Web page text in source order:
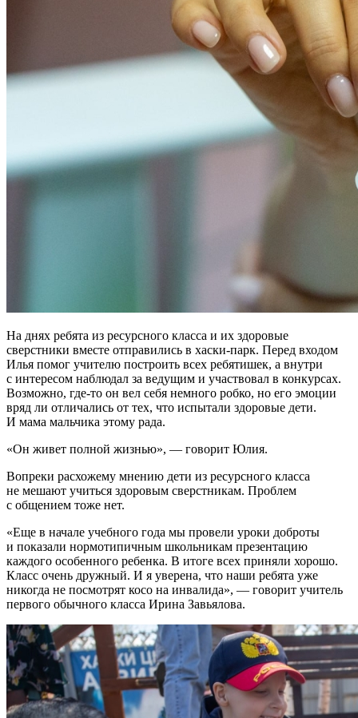
На днях ребята из ресурсного класса и их здоровые
сверстники вместе отправились в хаски-парк. Перед входом
Илья помог учителю построить всех ребятишек, а внутри
с интересом наблюдал за ведущим и участвовал в конкурсах.
Возможно, где-то он вел себя немного робко, но его эмоции
вряд ли отличались от тех, что испытали здоровые дети.
И мама мальчика этому рада.
«Он живет полной жизнью», — говорит Юлия.
Вопреки расхожему мнению дети из ресурсного класса
не мешают учиться здоровым сверстникам. Проблем
с общением тоже нет.
«Еще в начале учебного года мы провели уроки доброты
и показали нормотипичным школьникам презентацию
каждого особенного ребенка. В итоге всех приняли хорошо.
Класс очень дружный. И я уверена, что наши ребята уже
никогда не посмотрят косо на инвалида», — говорит учитель
первого обычного класса Ирина Завьялова.